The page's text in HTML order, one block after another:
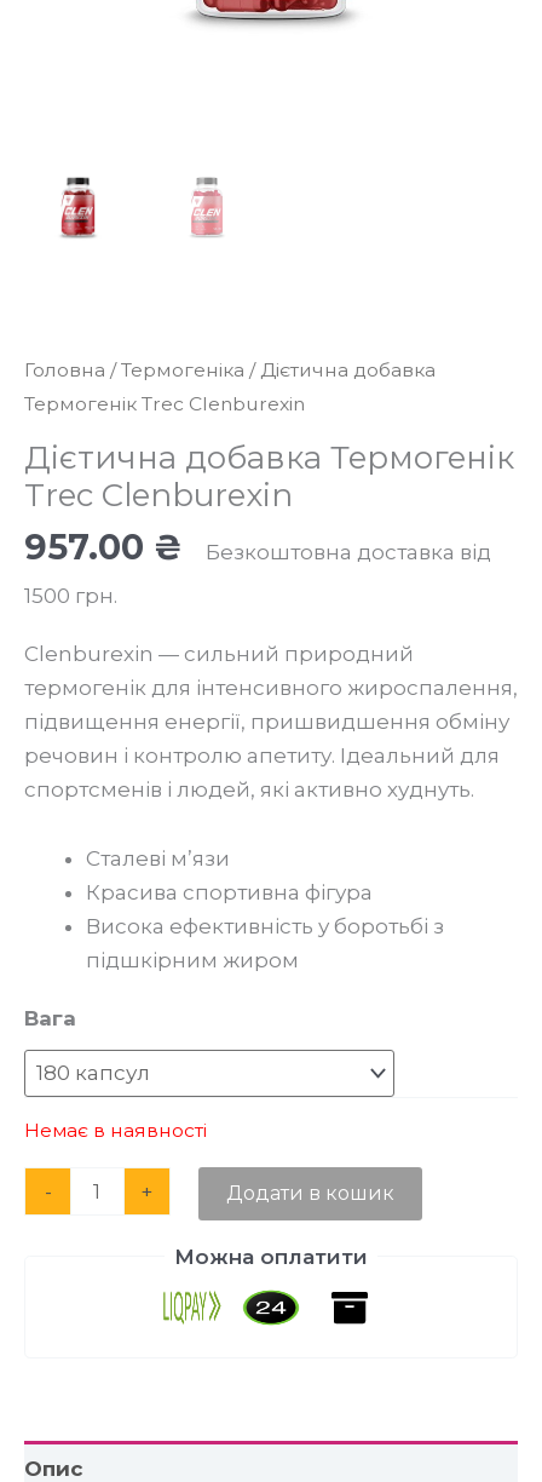
Головна /Термогеніка / Дієтична добавка
Термогенік Trec Clenburexin
Дієтична добавка Термогенік
Trec Clenburexin
957.00 ₴
Безкоштовна доставка від
1500 грн.
Clenburexin — сильний природний
термогенік для інтенсивного жироспалення,
підвищення енергії, пришвидшення обміну
речовин і контролю апетиту. Ідеальний для
спортсменів і людей, які активно худнуть.
Сталеві м’язи
Красива спортивна фігура
Висока ефективність у боротьбі з
підшкірним жиром
Вага
Немає в наявності
- + Додати в кошик
Можна оплатити
Опис